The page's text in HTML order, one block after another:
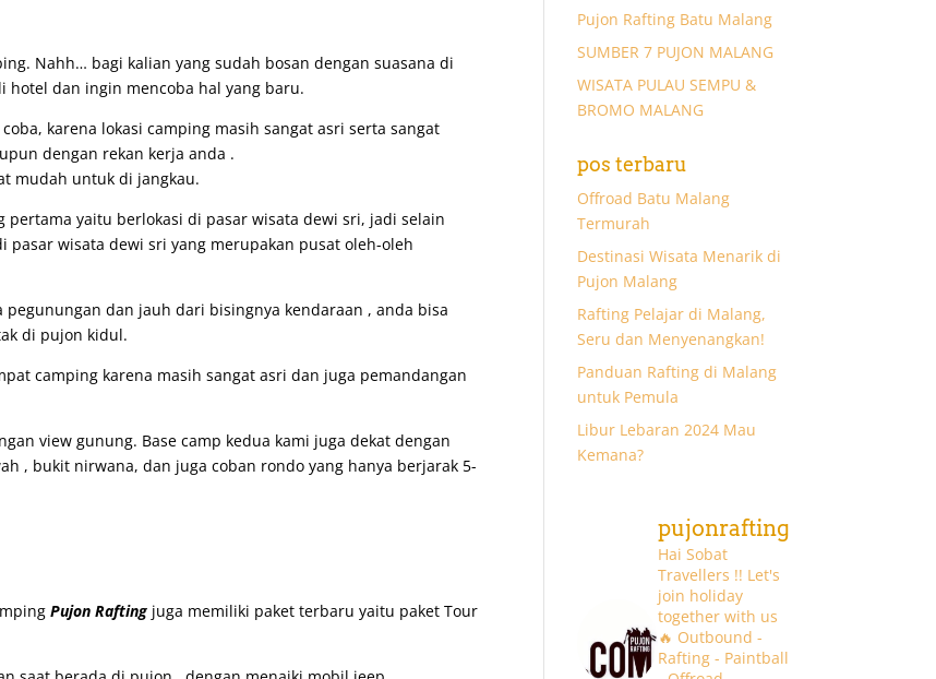
Nahh… bagi kalian yang sudah bosan dengan suasana di
hotel dan ingin mencoba hal yang baru.
karena lokasi camping masih sangat asri serta sangat
dengan rekan kerja anda .
mudah untuk di jangkau.
pertama yaitu berlokasi di pasar wisata dewi sri, jadi selain
wisata dewi sri yang merupakan pusat oleh-oleh
dan jauh dari bisingnya kendaraan , anda bisa
di pujon kidul.
camping karena masih sangat asri dan juga pemandangan
view gunung. Base camp kedua kami juga dekat dengan
, bukit nirwana, dan juga coban rondo yang hanya berjarak 5-
Pujon Rafting juga memiliki paket terbaru yaitu paket Tour
Pujon Rafting Batu Malang
SUMBER 7 PUJON MALANG
WISATA PULAU SEMPU &
BROMO MALANG
pos terbaru
Offroad Batu Malang
Termurah
Destinasi Wisata Menarik di
Pujon Malang
Rafting Pelajar di Malang,
Seru dan Menyenangkan!
Panduan Rafting di Malang
untuk Pemula
Libur Lebaran 2024 Mau
Kemana?
pujonrafting
Hai Sobat
Travellers !! Let's
join holiday
together with us
🔥 Outbound -
Rafting - Paintball